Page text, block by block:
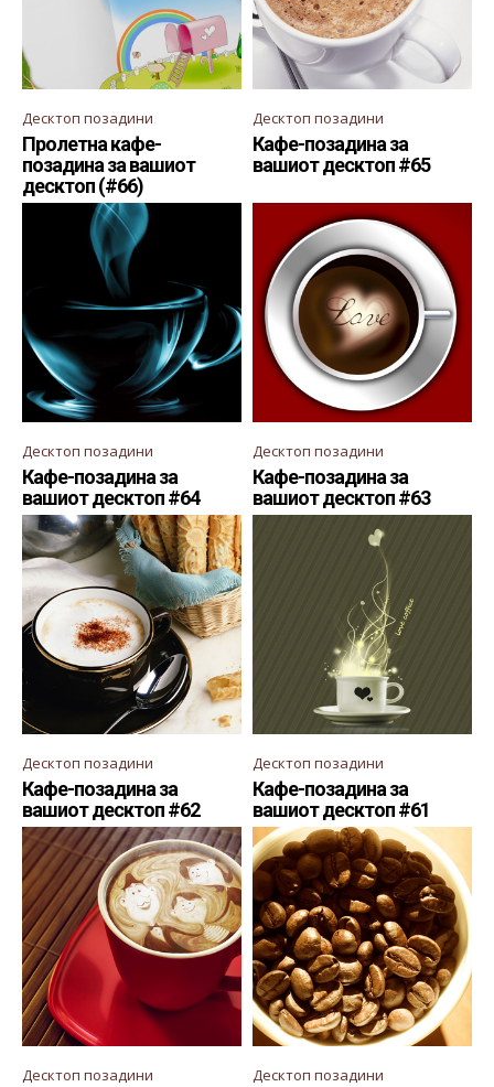
Десктоп позадини
Пролетна кафе-
позадина за вашиот
десктоп (#66)
Десктоп позадини
Кафе-позадина за
вашиот десктоп #65
Десктоп позадини
Кафе-позадина за
вашиот десктоп #64
Десктоп позадини
Кафе-позадина за
вашиот десктоп #63
Десктоп позадини
Кафе-позадина за
вашиот десктоп #62
Десктоп позадини
Кафе-позадина за
вашиот десктоп #61
Десктоп позадини Десктоп позадини